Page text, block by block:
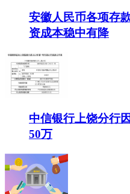
安徽人民币各项存
资成本稳中有降
中信银行上饶分行
50万